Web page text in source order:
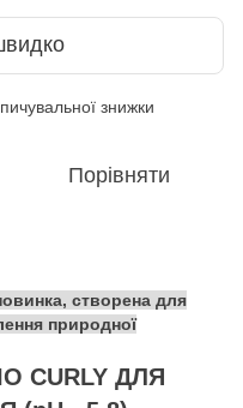
знижки
Порівняти
створена для
природної
CURLY ДЛЯ